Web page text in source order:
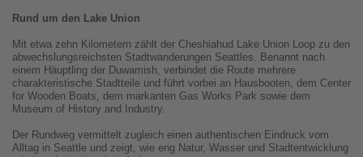
Rund um den Lake Union
Mit etwa zehn Kilometern zählt der Cheshiahud Lake Union Loop zu den
abwechslungsreichsten Stadtwanderungen Seattles. Benannt nach
einem Häuptling der Duwamish, verbindet die Route mehrere
charakteristische Stadtteile und führt vorbei an Hausbooten, dem Center
for Wooden Boats, dem markanten Gas Works Park sowie dem
Museum of History and Industry.
Der Rundweg vermittelt zugleich einen authentischen Eindruck vom
Alltag in Seattle und zeigt, wie eng Natur, Wasser und Stadtentwicklung